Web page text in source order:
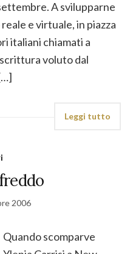
A svilupparne
e virtuale, in piazza
italiani chiamati a
voluto dal
Leggi tutto
2006
Quando scomparve